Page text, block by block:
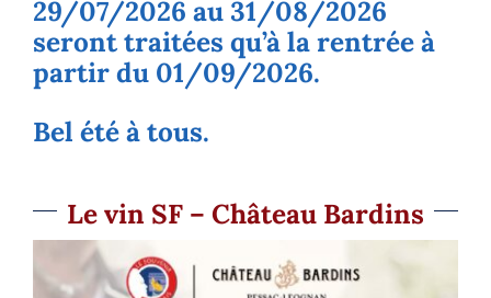
29/07/2026 au 31/08/2026
seront traitées qu’à la rentrée à
partir du 01/09/2026.
Bel été à tous.
Le vin SF – Château Bardins